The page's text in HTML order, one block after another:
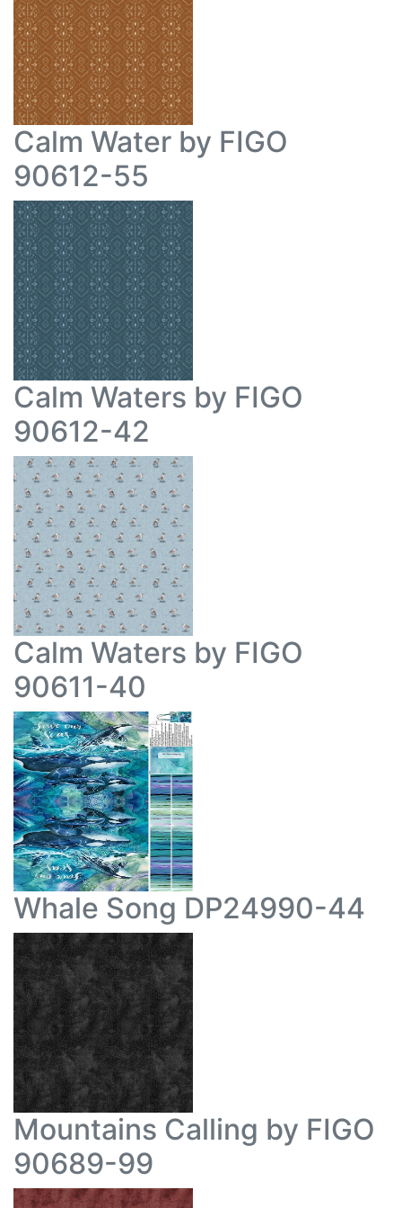
Calm Water by FIGO
90612-55
Calm Waters by FIGO
90612-42
Calm Waters by FIGO
90611-40
Whale Song DP24990-44
Mountains Calling by FIGO
90689-99